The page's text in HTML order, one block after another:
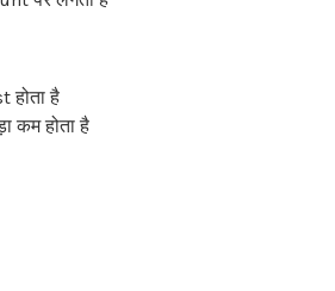
होता है
कम होता है